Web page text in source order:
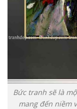
Bức tranh sẽ là
mang đến niềm